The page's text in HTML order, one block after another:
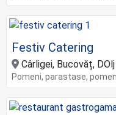
Festiv Catering
Cârligei, Bucovăț, DOlj
Pomeni, parastase,